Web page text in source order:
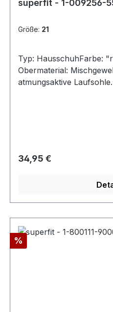
superfit - 1-009256-
Größe: 21
Typ: HausschuhFarbe:
Obermaterial:
atmungsaktive Laufsohle
Regulärer Preis:
34,95 €
Rabatt
%